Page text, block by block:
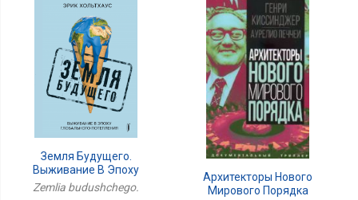
Земля Будущего.
Выживание В Эпоху
Потепления
Zemlia budushchego.
Архитекторы Нового
Мирового Порядка